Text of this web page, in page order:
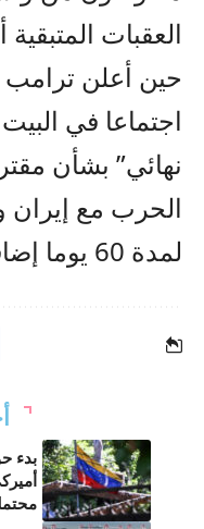
العقبات
حين أعلن ترامب
اجتماعا في البيت
نهائي” بشأن
الحرب مع إيران
لمدة 60 يوما إضافية.
بدء